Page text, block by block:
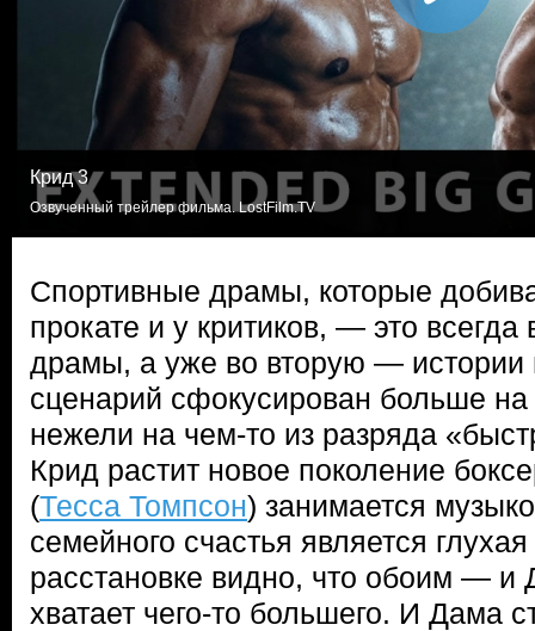
Крид 3
Озвученный трейлер фильма. LostFilm.TV
Спортивные драмы, которые
прокате и у критиков, — это
драмы, а уже во вторую — истории
сценарий сфокусирован больше
нежели на чем-то из разряда
Крид растит новое поколение
(Тесса Томпсон) занимается
семейного счастья является
расстановке видно, что обоим —
хватает чего-то большего. И Дама